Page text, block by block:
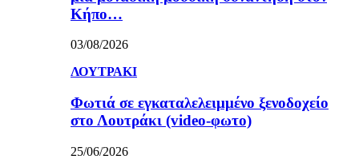
Κήπο…
03/08/2026
ΛΟΥΤΡΑΚΙ
Φωτιά σε εγκαταλελειμμένο ξενοδοχείο
στο Λουτράκι (video-φωτο)
25/06/2026